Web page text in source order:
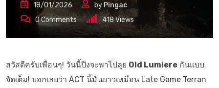
18/01/2026 by Pingac
0Comments 418Views
สวัสดีครับเพื่อนๆ! วันนี้ปิงจะพาไปลุย Old Lumiere กันแบบ
จัดเต็ม! บอกเลยว่า ACT นี้มันยาวเหมือน Late Game Terran